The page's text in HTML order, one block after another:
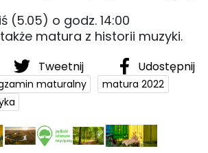
(5.05) o godz. 14:00
matura z historii muzyki.
Tweetnij Udostępnij
maturalny
matura 2022